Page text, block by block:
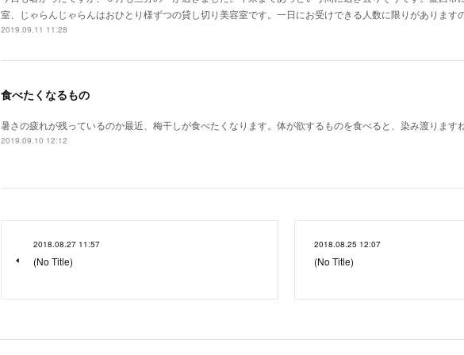
室、じゃらんじゃらんはおひとり様ずつの貸し切り美容室です。一日にお受けできる人数に限りがありま
2019.09.11 11:28
食べたくなるもの
暑さの疲れが残っているのか最近、梅干しが食べたくなります。体が欲するものを食べると、染み渡りますね
2019.09.10 12:12
2018.08.27 11:57
(No Title)
2018.08.25 12:07
(No Title)